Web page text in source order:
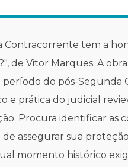
Contracorrente tem a
de Vitor Marques. A
do pós-Segunda
e prática do judicial
Procura identificar as
de assegurar sua
momento histórico